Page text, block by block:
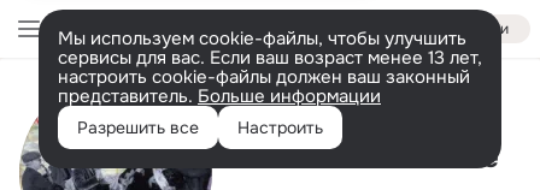
Войти
Мы используем cookie-файлы, чтобы улучшить
сервисы для вас. Если ваш возраст менее 13 лет,
настроить cookie-файлы должен ваш законный
представитель. Больше информации
Разрешить все Настроить
Исполнитель
Antonio Maccorone